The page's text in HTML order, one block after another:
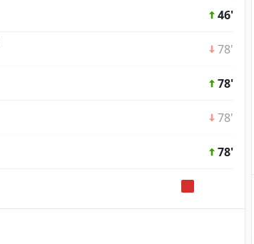
46'
78'
78'
78'
78'